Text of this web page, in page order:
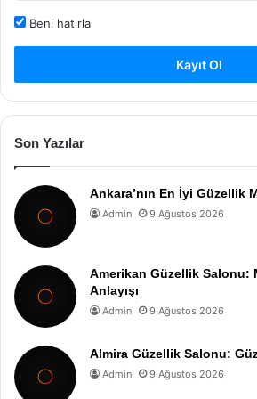
Beni hatırla
Kayıt Ol
Son Yazılar
Ankara’nın En İyi Güzellik
Admin 9 Ağustos 2026
Amerikan Güzellik Salonu:
Anlayışı
Admin 9 Ağustos 2026
Almira Güzellik Salonu:
Admin 9 Ağustos 2026